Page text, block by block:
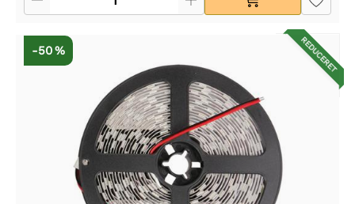
REDUCERET
-50 %